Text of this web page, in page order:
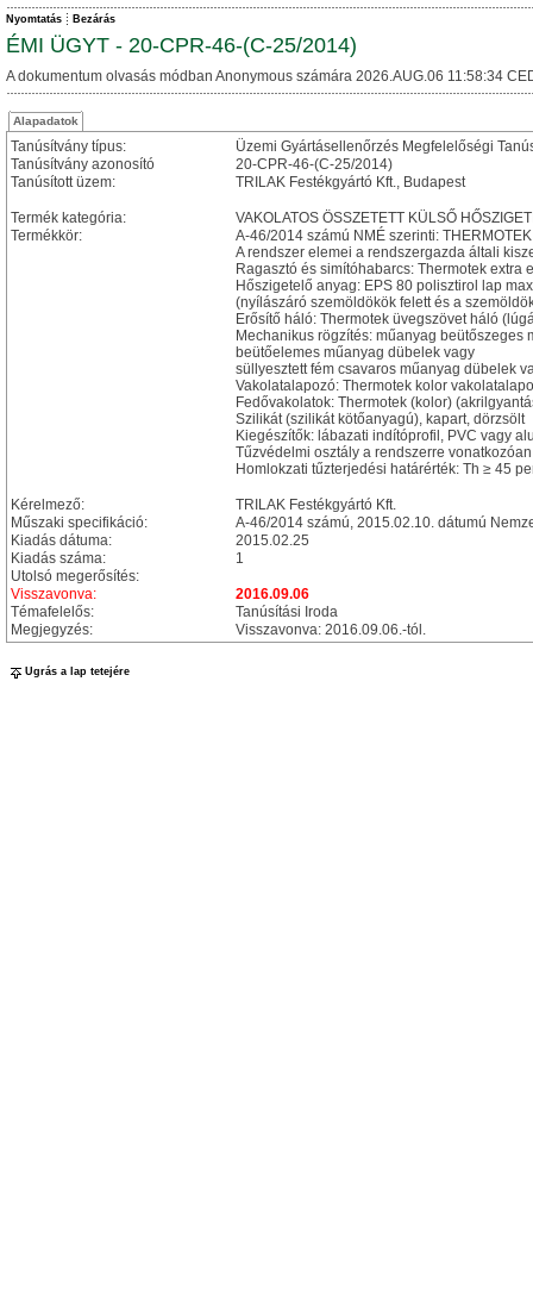
Nyomtatás Bezárás
ÉMI ÜGYT - 20-CPR-46-(C-25/2014)
A dokumentum olvasás módban Anonymous számára 2026.AUG.06 11:58:34
Alapadatok
Tanúsítvány típus:
Üzemi Gyártásellenőrzés Megfelelőségi
Tanúsítvány azonosító
20-CPR-46-(C-25/2014)
Tanúsított üzem:
TRILAK Festékgyártó Kft., Budapest
Termék kategória:
VAKOLATOS ÖSSZETETT KÜLSŐ
Termékkör:
A-46/2014 számú NMÉ szerinti:
A rendszer elemei a rendszergazda általi
Ragasztó és simítóhabarcs: Thermotek extra
Hőszigetelő anyag: EPS 80 polisztirol lap
(nyílászáró szemöldökök felett és a
Erősítő háló: Thermotek üvegszövet háló
Mechanikus rögzítés: műanyag
beütőelemes műanyag dübelek vagy
süllyesztett fém csavaros műanyag dübelek
Vakolatalapozó: Thermotek kolor
Fedővakolatok: Thermotek (kolor)
Szilikát (szilikát kötőanyagú), kapart, dörzsölt
Kiegészítők: lábazati indítóprofil, PVC vagy
Tűzvédelmi osztály a rendszerre
Homlokzati tűzterjedési határérték: Th ≥ 45
Kérelmező:
TRILAK Festékgyártó Kft.
Műszaki specifikáció:
A-46/2014 számú, 2015.02.10. dátumú
Kiadás dátuma:
2015.02.25
Kiadás száma:
1
Utolsó megerősítés:
Visszavonva:
2016.09.06
Témafelelős:
Tanúsítási Iroda
Megjegyzés:
Visszavonva: 2016.09.06.-tól.
Ugrás a lap tetejére